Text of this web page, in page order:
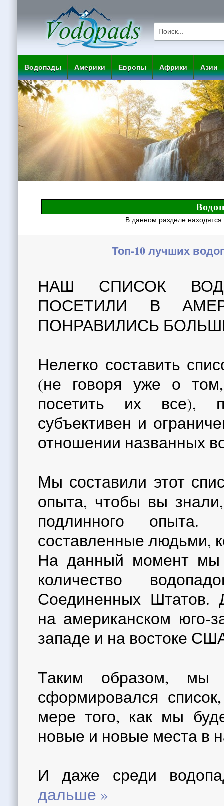
Водопады Америки Европы Африки Азии
В данном разделе
Топ-10 лучших
НАШ СПИСОК
ПОСЕТИЛИ В
ПОНРАВИЛИСЬ
Нелегко составить
(не говоря уже о
посетить их все),
субъективен и
отношении названных
Мы составили этот
опыта, чтобы вы
подлинного
составленные людьми,
На данный момент мы
количество
Соединенных Штатов.
на американском юго-
западе и на востоке
Таким образом,
сформировался
мере того, как мы
новые и новые места в
И даже среди
дальше »